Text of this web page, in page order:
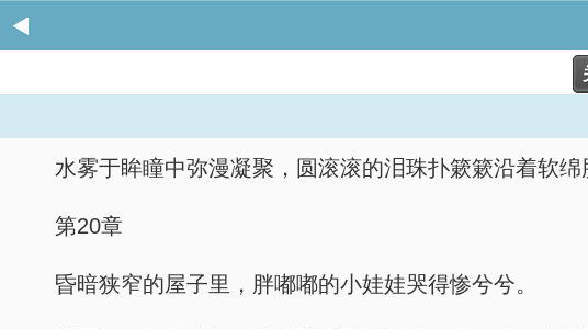
水雾于眸瞳中弥漫凝聚，圆滚滚的泪珠扑簌簌沿着软
第20章
昏暗狭窄的屋子里，胖嘟嘟的小娃娃哭得惨兮兮。